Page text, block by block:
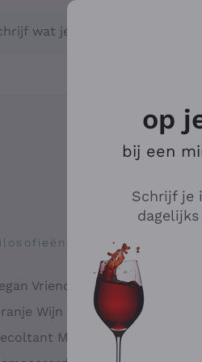
wat je zoekt
Vriendelijk
Wijn
Manipulant
op
bij een
Schrijf je